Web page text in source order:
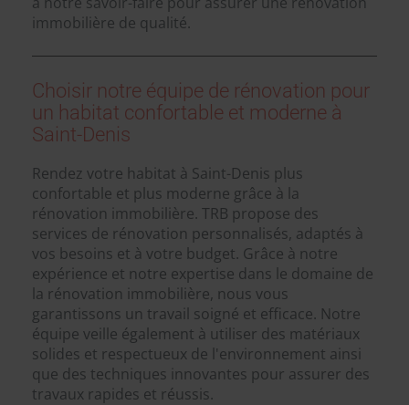
immobilière de qualité.
Choisir notre équipe de rénovation pour
un habitat confortable et moderne à
Saint-Denis
Rendez votre habitat à Saint-Denis plus
confortable et plus moderne grâce à la
rénovation immobilière. TRB propose des
services de rénovation personnalisés, adaptés à
vos besoins et à votre budget. Grâce à notre
expérience et notre expertise dans le domaine de
la rénovation immobilière, nous vous
garantissons un travail soigné et efficace. Notre
équipe veille également à utiliser des matériaux
solides et respectueux de l'environnement ainsi
que des techniques innovantes pour assurer des
travaux rapides et réussis.